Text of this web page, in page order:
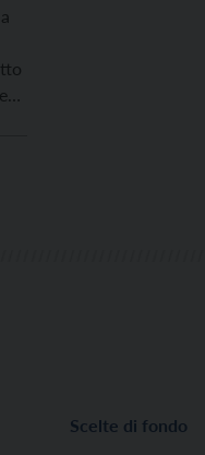
Scelte di fondo